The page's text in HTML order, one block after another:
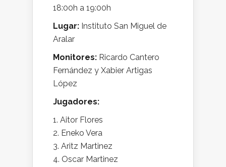
18:00h a 19:00h
Lugar: Instituto San Miguel de
Aralar
Monitores: Ricardo Cantero
Fernández y Xabier Artigas
López
Jugadores:
Aitor Flores
Eneko Vera
Aritz Martinez
Oscar Martinez